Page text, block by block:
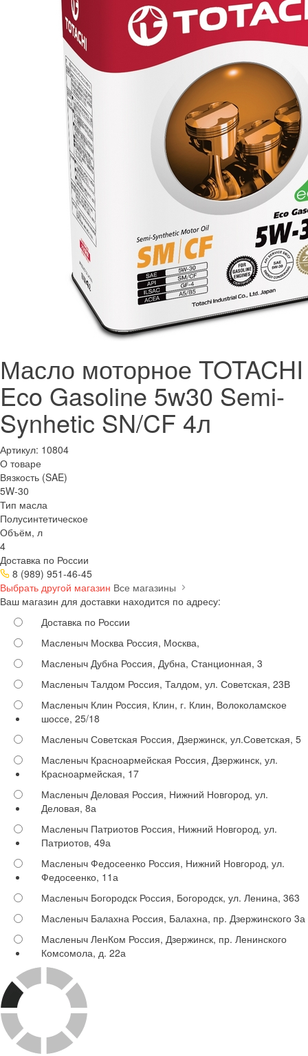
Масло моторное TOTACHI
Eco Gasoline 5w30 Semi-
Synhetic SN/CF 4л
Артикул: 10804
О товаре
Вязкость (SAE)
5W-30
Тип масла
Полусинтетическое
Объём, л
4
Доставка по России
8 (989) 951-46-45
Выбрать другой магазин Все магазины
Ваш магазин для доставки находится по адресу:
Доставка по России
Масленыч Москва Россия, Москва,
Масленыч Дубна Россия, Дубна, Станционная, 3
Масленыч Талдом Россия, Талдом, ул. Советская, 23В
Масленыч Клин Россия, Клин, г. Клин, Волоколамское
шоссе, 25/18
Масленыч Советская Россия, Дзержинск, ул.Советская, 5
Масленыч Красноармейская Россия, Дзержинск, ул.
Красноармейская, 17
Масленыч Деловая Россия, Нижний Новгород, ул.
Деловая, 8а
Масленыч Патриотов Россия, Нижний Новгород, ул.
Патриотов, 49а
Масленыч Федосеенко Россия, Нижний Новгород, ул.
Федосеенко, 11а
Масленыч Богородск Россия, Богородск, ул. Ленина, 363
Масленыч Балахна Россия, Балахна, пр. Дзержинского 3а
Масленыч ЛенКом Россия, Дзержинск, пр. Ленинского
Комсомола, д. 22а